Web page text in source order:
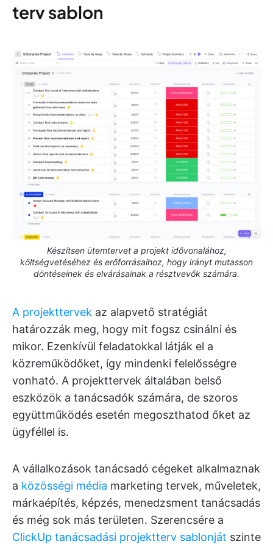
terv sablon
Készítsen ütemtervet a projekt idővonalához,
költségvetéséhez és erőforrásaihoz, hogy irányt mutasson
döntéseinek és elvárásainak a résztvevők számára.
A projekttervek az alapvető stratégiát
határozzák meg, hogy mit fogsz csinálni és
mikor. Ezenkívül feladatokkal látják el a
közreműködőket, így mindenki felelősségre
vonható. A projekttervek általában belső
eszközök a tanácsadók számára, de szoros
együttműködés esetén megoszthatod őket az
ügyféllel is.
A vállalkozások tanácsadó cégeket alkalmaznak
a közösségi média marketing tervek, műveletek,
márkaépítés, képzés, menedzsment tanácsadás
és még sok más területen. Szerencsére a
ClickUp tanácsadási projektterv sablonját szinte